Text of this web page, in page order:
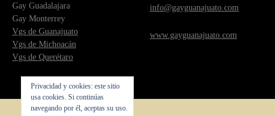
Gay Guadalajara
Gay Monterrey
Vgs de Guanajuato
Vgs de Michoacán
Vgs de Querétaro
info@gayguanajuato.com
www.gayguanajuato.com
Privacidad y cookies: este sitio
usa cookies. Si continúas
navegando por él, aceptas su uso.